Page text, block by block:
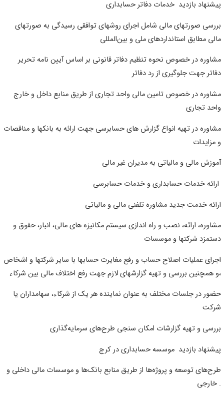
بازدید خدمات دفاتر حسابداری
صورتهای مالی شامل اجرای روشهای توافقی رسیدگی به صورتهای
مطابق استانداردهای ملی و بین‌المللی
در خصوص نحوه تنظیم دفاتر قانونی بر اساس آیین نامه تحریر
جهت جلوگیری از رد دفاتر
در خصوص تامین مالی واحد تجاری از طریق منابع داخل و خارج
تجاری
در تهیه انواع گزارش های حسابرسی جهت ارائه به بانکها و مناقصات
مزایدات
مالی و مالیاتی به مدیران غیر مالی
خدمت جدید مشاوره تلفنی مالی و مالیاتی
ارائه، نصب و راه اندازی سیستم مکانیزه های مالی، انبار، حقوق و
شرکتها و موسسات
عملیات اصلاح حساب و رفع مغایرت حسابها با سایر شرکتها و اشخاص
در جلسات مختلف به عنوان نماینده هر یک از شرکاء، سهامداران یا
و تهیه گزارشات امکان‌ سنجی طرح‌های سرمایه‌گذاری
بازدید موسسه حسابداری در کرج
توسعه و پروژه‌ها از طریق منابع بانک‌ها و موسسات مالی داخلی و